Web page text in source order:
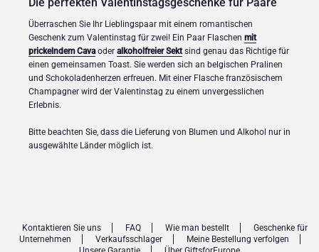
Überraschen Sie Ihr Lieblingspaar mit einem romantischen
Geschenk zum Valentinstag für zwei! Ein Paar Flaschen mit
prickelndem Cavaoder alkoholfreier Sektsind genau das Richtige für
einen gemeinsamen Toast. Sie werden sich an belgischen Pralinen
und Schokoladenherzen erfreuen. Mit einer Flasche französischem
Champagner wird der Valentinstag zu einem unvergesslichen
Erlebnis.
Bitte beachten Sie, dass die Lieferung von Blumen und Alkohol nur in
ausgewählte Länder möglich ist.
Kontaktieren Sie uns FAQ Wie man bestellt
Geschenke für
Unternehmen
Verkaufsschlager
Meine Bestellung verfolgen